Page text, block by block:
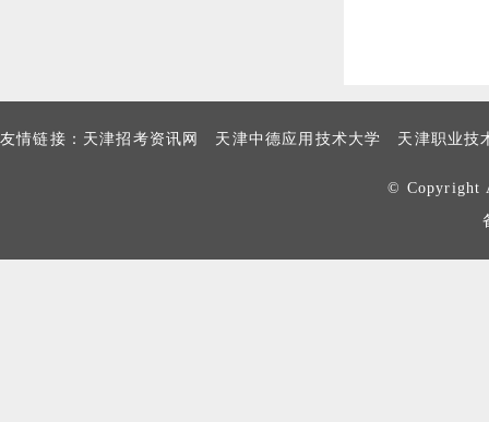
友情链接： 天津招考资讯网 天津中德应用技术大学 天津职业技
© Copyright